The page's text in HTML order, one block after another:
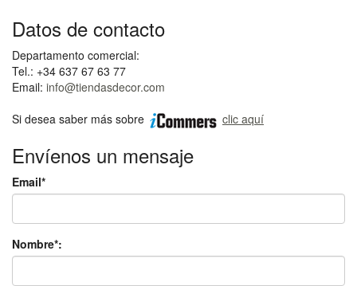
Datos de contacto
Departamento comercial:
Tel.: +34 637 67 63 77
Email: info@tiendasdecor.com
Si desea saber más sobre
clic aquí
Envíenos un mensaje
Email*
Nombre*: